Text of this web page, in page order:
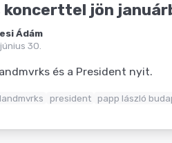
koncerttel jön
Ádám
30.
és a President nyit.
landmvrks president papp lászló